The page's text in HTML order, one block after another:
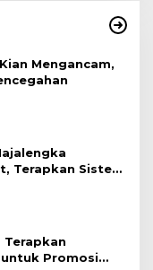
Mengancam,
Terapkan Sistem
Terapkan
Promosi